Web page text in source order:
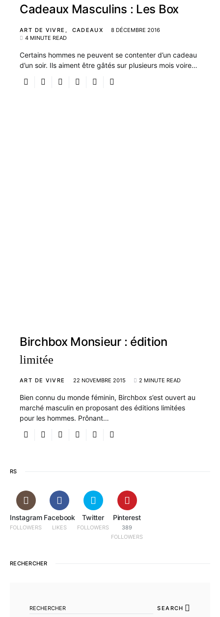
Cadeaux Masculins : Les Box
ART DE VIVRE CADEAUX
8 DÉCEMBRE 2016
4 MINUTE READ
Certains hommes ne peuvent se contenter d’un cadeau
d’un soir. Ils aiment être gâtés sur plusieurs mois voire…
Birchbox Monsieur : édition
limitée
ART DE VIVRE 22 NOVEMBRE 2015 2 MINUTE READ
Bien connu du monde féminin, Birchbox s’est ouvert au
marché masculin en proposant des éditions limitées
pour les hommes. Prônant…
RS
Instagram
FOLLOWERS
Facebook
LIKES
Twitter
FOLLOWERS
Pinterest
389
FOLLOWERS
RECHERCHER
SEARCH